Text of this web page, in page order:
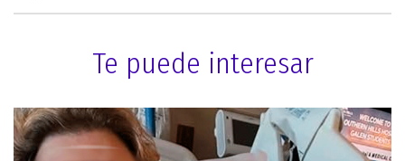
Te puede interesar